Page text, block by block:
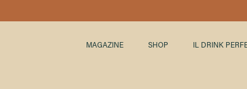
MAGAZINE SHOP IL DRINK